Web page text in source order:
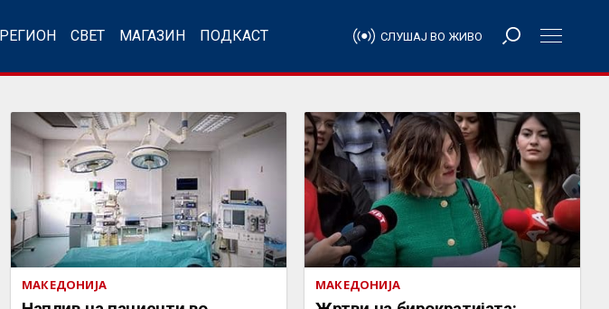
РЕГИОН СВЕТ МАГАЗИН ПОДКАСТ СЛУШАЈ ВО ЖИВО
МАКЕДОНИЈА МАКЕДОНИЈА